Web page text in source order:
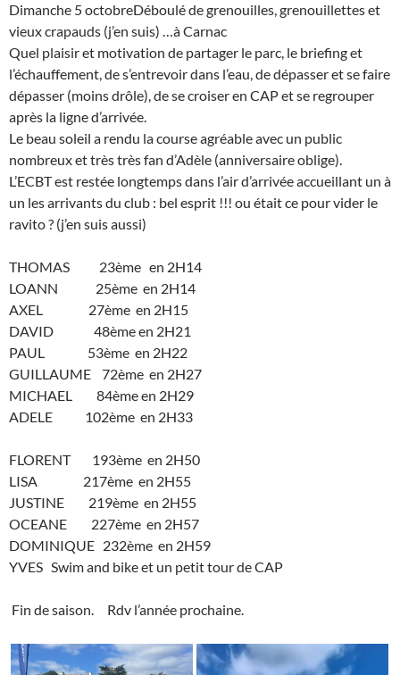
Dimanche 5 octobreDéboulé de grenouilles, grenouillettes et
vieux crapauds (j’en suis) …à Carnac
Quel plaisir et motivation de partager le parc, le briefing et
l’échauffement, de s’entrevoir dans l’eau, de dépasser et se faire
dépasser (moins drôle), de se croiser en CAP et se regrouper
après la ligne d’arrivée.
Le beau soleil a rendu la course agréable avec un public
nombreux et très très fan d’Adèle (anniversaire oblige).
L’ECBT est restée longtemps dans l’air d’arrivée accueillant un à
un les arrivants du club : bel esprit !!! ou était ce pour vider le
ravito ? (j’en suis aussi)
THOMAS 23ème en 2H14
LOANN 25ème en 2H14
AXEL 27ème en 2H15
DAVID 48ème en 2H21
PAUL 53ème en 2H22
GUILLAUME 72ème en 2H27
MICHAEL 84ème en 2H29
ADELE 102ème en 2H33
FLORENT 193ème en 2H50
LISA 217ème en 2H55
JUSTINE 219ème en 2H55
OCEANE 227ème en 2H57
DOMINIQUE 232ème en 2H59
YVES Swim and bike et un petit tour de CAP
Fin de saison. Rdv l’année prochaine.